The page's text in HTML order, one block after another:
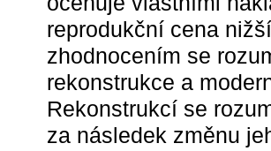
reprodukční cena
zhodnocením se
rekonstrukce a
Rekonstrukcí se
za následek změnu